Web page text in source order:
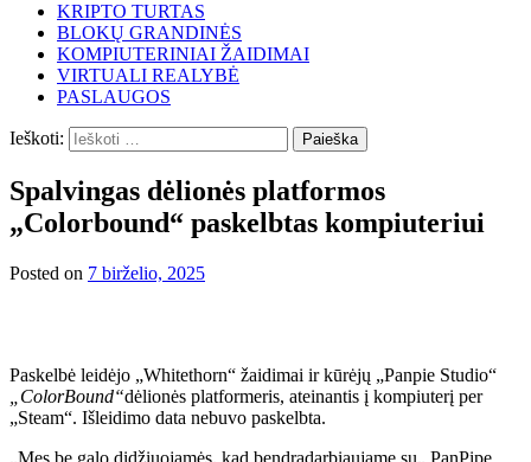
KRIPTO TURTAS
BLOKŲ GRANDINĖS
KOMPIUTERINIAI ŽAIDIMAI
VIRTUALI REALYBĖ
PASLAUGOS
Ieškoti:
Spalvingas dėlionės platformos
„Colorbound“ paskelbtas kompiuteriui
Posted on 7 birželio, 2025
Paskelbė leidėjo „Whitethorn“ žaidimai ir kūrėjų „Panpie Studio“
„ColorBound“dėlionės platformeris, ateinantis į kompiuterį per
„Steam“. Išleidimo data nebuvo paskelbta.
„Mes be galo didžiuojamės, kad bendradarbiaujame su„ PanPipe